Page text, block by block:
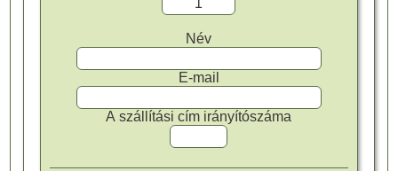
Név
E-mail
A szállítási cím irányítószáma